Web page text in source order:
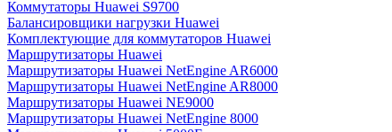
Коммутаторы Huawei S9700
Балансировщики нагрузки Huawei
Комплектующие для коммутаторов Huawei
Маршрутизаторы Huawei
Маршрутизаторы Huawei NetEngine AR6000
Маршрутизаторы Huawei NetEngine AR8000
Маршрутизаторы Huawei NE9000
Маршрутизаторы Huawei NetEngine 8000